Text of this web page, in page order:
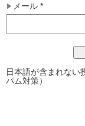
メール *
日本語が含まれない
パム対策）